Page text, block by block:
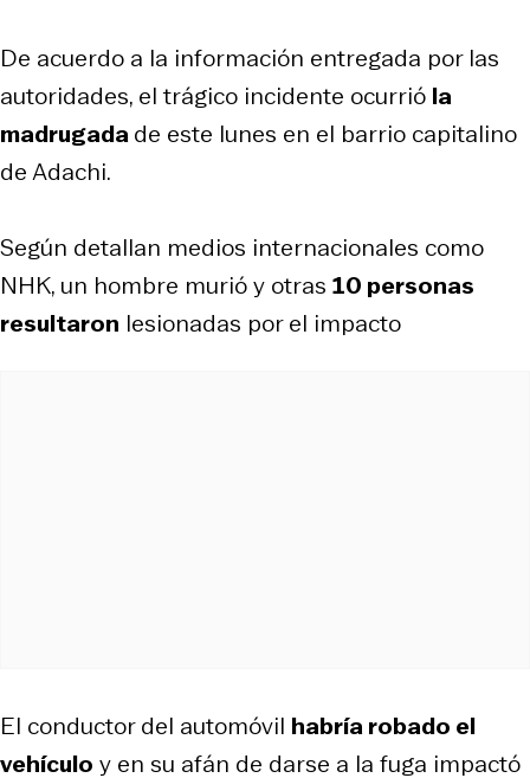
De acuerdo a la información entregada por las
autoridades, el trágico incidente ocurrió la
madrugadade este lunes en el barrio capitalino
de Adachi.
Según detallan medios internacionales como
NHK, un hombre murió y otras 10 personas
resultaron lesionadas por el impacto
El conductor del automóvil habría robado el
vehículo y en su afán de darse a la fuga impactó